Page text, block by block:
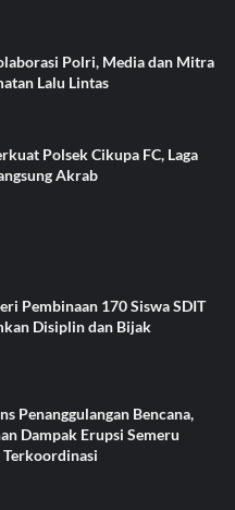
Polri, Media dan Mitra
Lalu Lintas
Polsek Cikupa FC, Laga
Akrab
Pembinaan 170 Siswa SDIT
Disiplin dan Bijak
Penanggulangan Bencana,
Dampak Erupsi Semeru
Terkoordinasi